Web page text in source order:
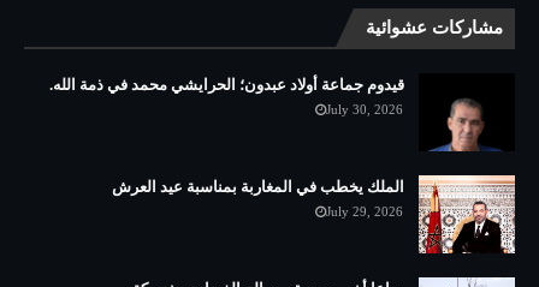
مشاركات عشوائية
قيدوم جماعة أولاد عبدون؛ الحرايشي محمد في ذمة الله.
July 30, 2026
الملك يخطب في المغاربة بمناسبة عيد العرش
July 29, 2026